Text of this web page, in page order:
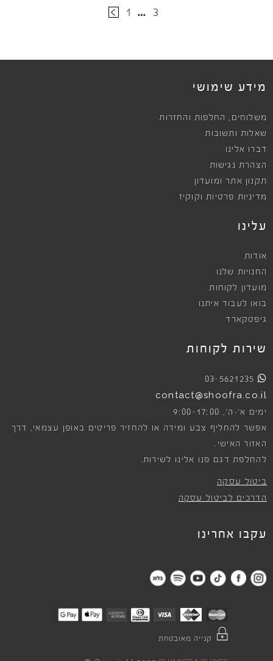
1 … 3
מידע שימושי
משלוחים , החלפות והחזרות
שאלות ותשובות
דברו אלינו
הצהרת נגישות
תקנון אתר ומועדון
מדיניות פרטיות וקוקיז
עלינו
אודות
החנויות שלנו
מועדון לקוחות
בואו לעבוד איתנו
גיפטקארד
שירות לקוחות
03-5621235
contact@shoofra.co.il
ימים א׳-ה׳, 9:00-17:00
אפשר להחליף צבע ומידה או להחזיר פריטים באופן עצמאי, דרך
האזור האישי.
להחלפת דגם פנו אלינו לשירות.
ביטול עסקה
הדרכים לביטול עסקה
עקבו אחרינו
קנייה מאובטחת